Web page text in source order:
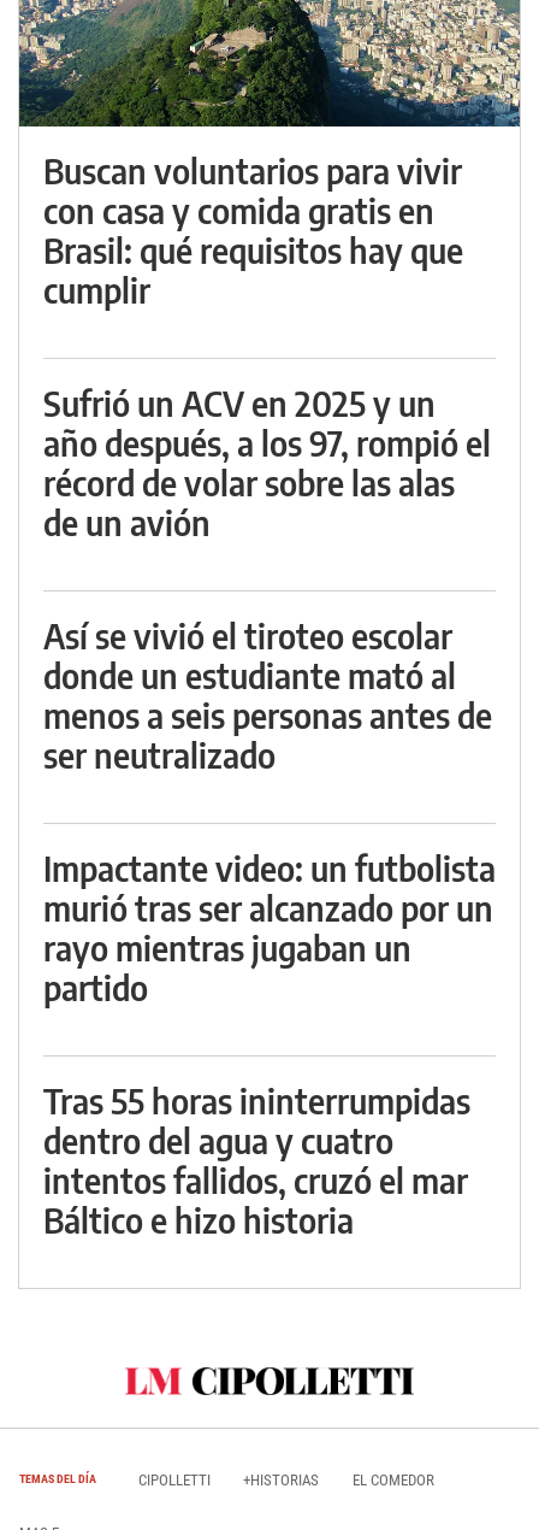
Buscan voluntarios para vivir
con casa y comida gratis en
Brasil: qué requisitos hay que
cumplir
Sufrió un ACV en 2025 y un
año después, a los 97, rompió el
récord de volar sobre las alas
de un avión
Así se vivió el tiroteo escolar
donde un estudiante mató al
menos a seis personas antes de
ser neutralizado
Impactante video: un futbolista
murió tras ser alcanzado por un
rayo mientras jugaban un
partido
Tras 55 horas ininterrumpidas
dentro del agua y cuatro
intentos fallidos, cruzó el mar
Báltico e hizo historia
TEMAS DEL DÍA CIPOLLETTI +HISTORIAS EL COMEDOR